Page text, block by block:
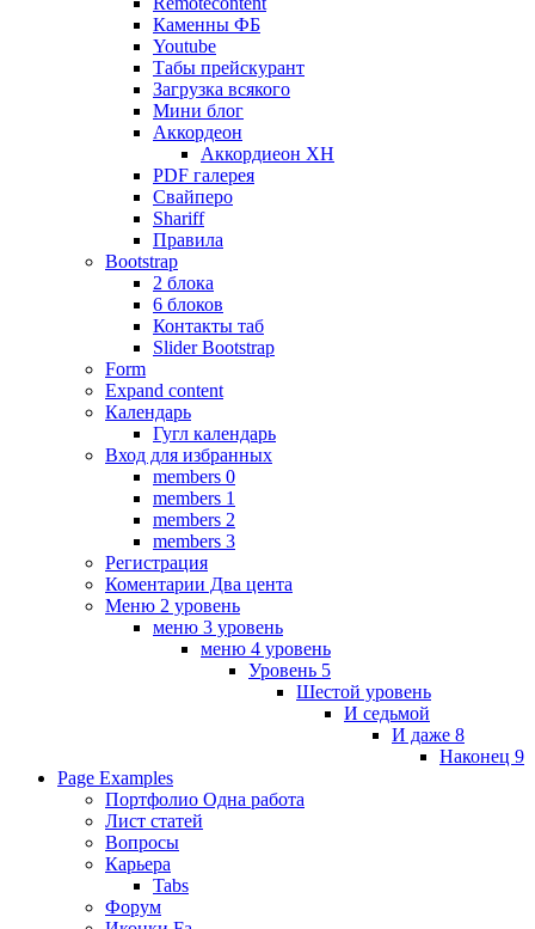
Каменны ФБ
Youtube
Табы прейскурант
Загрузка всякого
Мини блог
Аккордеон
Аккордиеон XH
PDF галерея
Свайперо
Shariff
Правила
Bootstrap
2 блока
6 блоков
Контакты таб
Slider Bootstrap
Form
Expand content
Календарь
Гугл календарь
Вход для избранных
members 0
members 1
members 2
members 3
Регистрация
Коментарии Два цента
Меню 2 уровень
меню 3 уровень
меню 4 уровень
Уровень 5
Шестой уровень
И седьмой
И даже 8
Наконец 9
Page Examples
Портфолио Одна работа
Лист статей
Вопросы
Карьера
Tabs
Форум